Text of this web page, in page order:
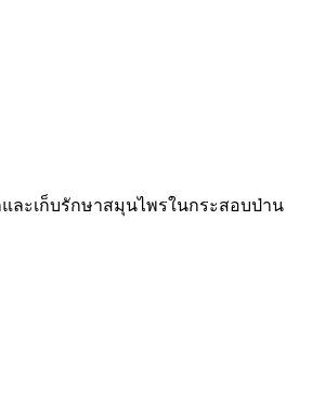
ละเก็บรักษาสมุนไพรในกระสอบป่าน